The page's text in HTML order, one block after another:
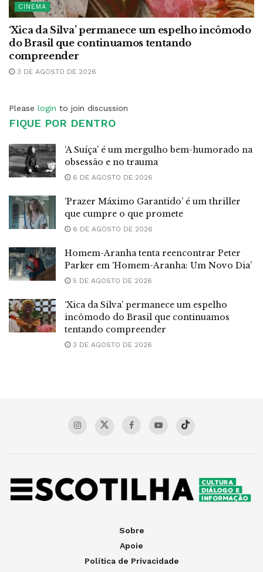
CINEMA
‘Xica da Silva’ permanece um espelho incômodo
do Brasil que continuamos tentando
compreender
3 DE AGOSTO DE 2026
Please login to join discussion
FIQUE POR DENTRO
‘A Suíça’ é um mergulho bem-humorado na
obsessão e no trauma
6 DE AGOSTO DE 2026
‘Prazer Máximo Garantido’ é um thriller
que cumpre o que promete
6 DE AGOSTO DE 2026
Homem-Aranha tenta reencontrar Peter
Parker em ‘Homem-Aranha: Um Novo Dia’
5 DE AGOSTO DE 2026
‘Xica da Silva’ permanece um espelho
incômodo do Brasil que continuamos
tentando compreender
3 DE AGOSTO DE 2026
Sobre
Apoie
Política de Privacidade